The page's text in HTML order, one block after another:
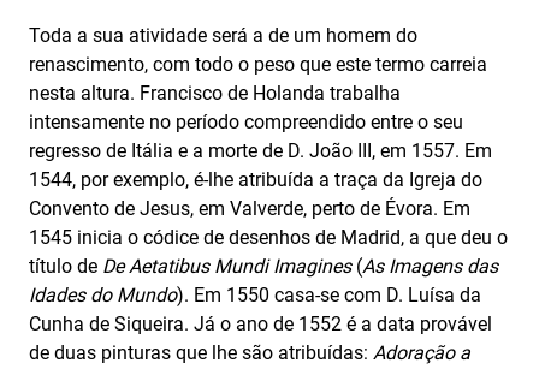
Toda a sua atividade será a de um homem do
renascimento, com todo o peso que este termo carreia
nesta altura. Francisco de Holanda trabalha
intensamente no período compreendido entre o seu
regresso de Itália e a morte de D. João III, em 1557. Em
1544, por exemplo, é-lhe atribuída a traça da Igreja do
Convento de Jesus, em Valverde, perto de Évora. Em
1545 inicia o códice de desenhos de Madrid, a que deu o
título de De Aetatibus Mundi Imagines(As Imagens das
Idades do Mundo). Em 1550 casa-se com D. Luísa da
Cunha de Siqueira. Já o ano de 1552 é a data provável
de duas pinturas que lhe são atribuídas: Adoração a